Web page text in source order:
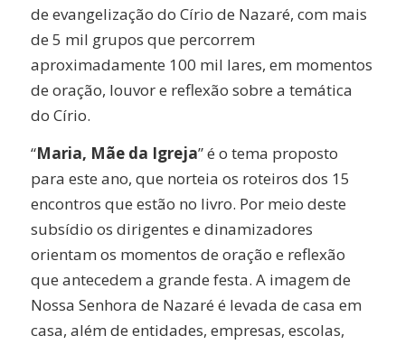
de evangelização do Círio de Nazaré, com mais
de 5 mil grupos que percorrem
aproximadamente 100 mil lares, em momentos
de oração, louvor e reflexão sobre a temática
do Círio.
“Maria, Mãe da Igreja” é o tema proposto
para este ano, que norteia os roteiros dos 15
encontros que estão no livro. Por meio deste
subsídio os dirigentes e dinamizadores
orientam os momentos de oração e reflexão
que antecedem a grande festa. A imagem de
Nossa Senhora de Nazaré é levada de casa em
casa, além de entidades, empresas, escolas,